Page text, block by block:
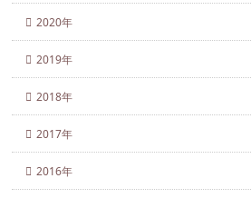
2020年
2019年
2018年
2017年
2016年